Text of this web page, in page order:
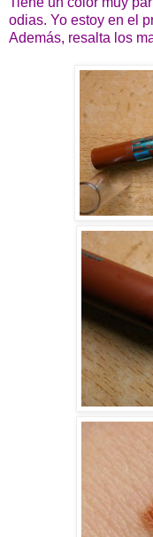
odias. Yo estoy en el
Además, resalta los